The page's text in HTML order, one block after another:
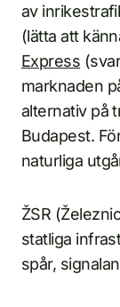
av
(lätta att
Express
marknaden
alternativ på
Budapest.
naturliga
ŽSR
statliga
spår,